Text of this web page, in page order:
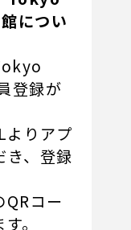
につい
登録が
よりアプ
き、登録
コー
。